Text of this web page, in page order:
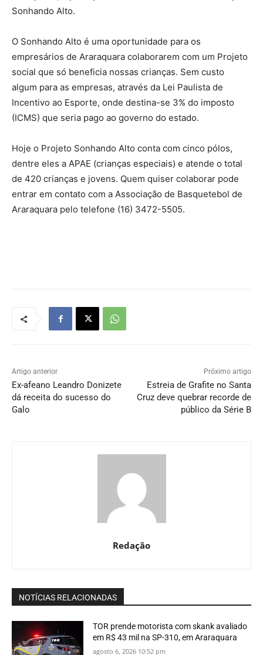
Sonhando Alto.
O Sonhando Alto é uma oportunidade para os
empresários de Araraquara colaborarem com um Projeto
social que só beneficia nossas crianças. Sem custo
algum para as empresas, através da Lei Paulista de
Incentivo ao Esporte, onde destina-se 3% do imposto
(ICMS) que seria pago ao governo do estado.
Hoje o Projeto Sonhando Alto conta com cinco pólos,
dentre eles a APAE (crianças especiais) e atende o total
de 420 crianças e jovens. Quem quiser colaborar pode
entrar em contato com a Associação de Basquetebol de
Araraquara pelo telefone (16) 3472-5505.
Artigo anterior
Ex-afeano Leandro Donizete
dá receita do sucesso do
Galo
Próximo artigo
Estreia de Grafite no Santa
Cruz deve quebrar recorde de
público da Série B
Redação
NOTÍCIAS RELACIONADAS
TOR prende motorista com skank avaliado
em R$ 43 mil na SP-310, em Araraquara
agosto 6, 2026 10:52 pm